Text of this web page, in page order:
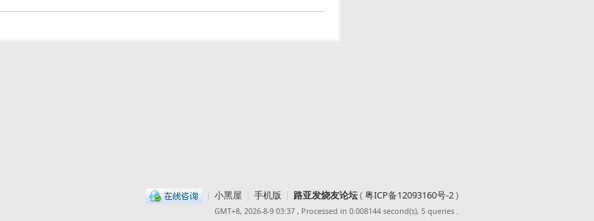
| 小黑屋 | 手机版 | 路亚发烧友论坛(粤ICP备12093160号-2)
GMT+8, 2026-8-9 03:37 , Processed in 0.008144 second(s), 5 queries .